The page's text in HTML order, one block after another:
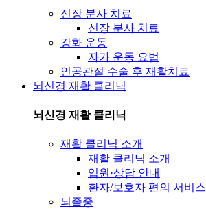
신장 분사 치료
신장 분사 치료
강화 운동
자가 운동 요법
인공관절 수술 후 재활치료
뇌신경 재활 클리닉
뇌신경 재활 클리닉
재활 클리닉 소개
재활 클리닉 소개
입원·상담 안내
환자/보호자 편의 서비스
뇌졸중